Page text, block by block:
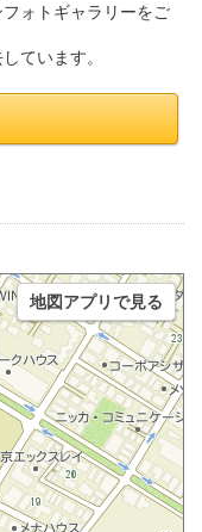
ォトギャラリーをご
ています。
地図アプリで見る